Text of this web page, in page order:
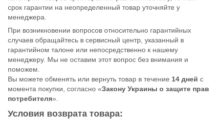
срок гарантии на неопределенный товар уточняйте у
менеджера.
При возникновении вопросов относительно гарантийных
случаев обращайтесь в сервисный центр, указанный в
гарантийном талоне или непосредственно к нашему
менеджеру. Мы не оставим этот вопрос без внимания и
поможем.
Вы можете обменять или вернуть товар в течение 14 дней с
момента покупки, согласно «Закону Украины о защите прав
потребителя».
Условия возврата товара: